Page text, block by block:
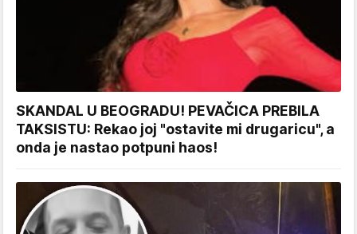
SKANDAL U BEOGRADU! PEVAČICA PREBILA
TAKSISTU: Rekao joj "ostavite mi drugaricu", a
onda je nastao potpuni haos!